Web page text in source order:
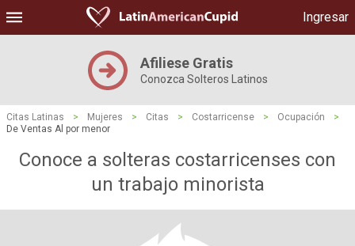
Ingresar
Afiliese Gratis
Conozca Solteros Latinos
Citas Latinas > Mujeres > Citas > Costarricense > Ocupación
>
De Ventas Al por menor
Conoce a solteras costarricenses con
un trabajo minorista